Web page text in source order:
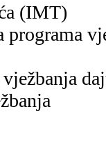
(IMT)
programa